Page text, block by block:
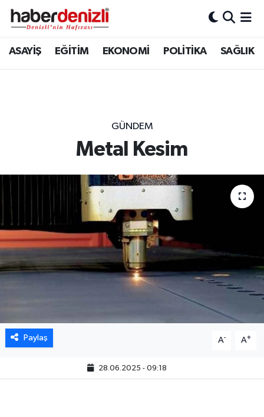
ASAYİŞ EĞİTİM EKONOMİ POLİTİKA SAĞLIK
GÜNDEM
Metal Kesim
Paylaş A- A+
28.06.2025 - 09:18
Denizli Nöbetçi Eczaneler
Son Dakika Haberleri
Haber Arşivi